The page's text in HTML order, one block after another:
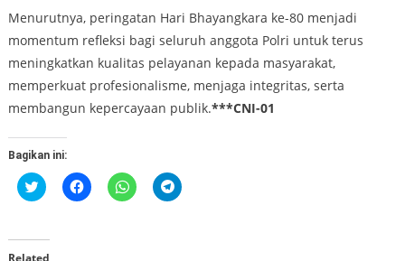
Menurutnya, peringatan Hari Bhayangkara ke-80 menjadi
momentum refleksi bagi seluruh anggota Polri untuk terus
meningkatkan kualitas pelayanan kepada masyarakat,
memperkuat profesionalisme, menjaga integritas, serta
membangun kepercayaan publik.***CNI-01
Bagikan ini:
Klik
untuk
di
jendela
Klik
untuk
Klik
untuk
Klik
untuk
Related